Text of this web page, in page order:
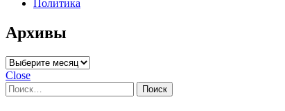
Политика
Архивы
Архивы
Close
Найти: